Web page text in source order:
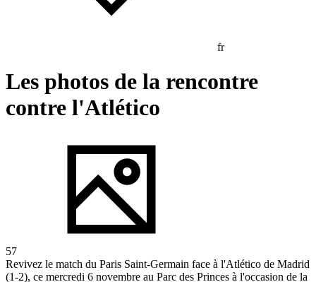
fr
Les photos de la rencontre
contre l'Atlético
57
Revivez le match du Paris Saint-Germain face à l'Atlético de Madrid
(1-2), ce mercredi 6 novembre au Parc des Princes à l'occasion de la